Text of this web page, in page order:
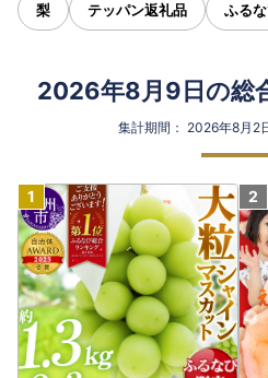
梨 テッパン返礼品 ふる
2026年8月9日の総
集計期間： 2026年8月2